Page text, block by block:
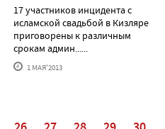
17 участников инцидента с
исламской свадьбой в Кизляре
приговорены к различным
срокам админ......
1 МАЯ'2013